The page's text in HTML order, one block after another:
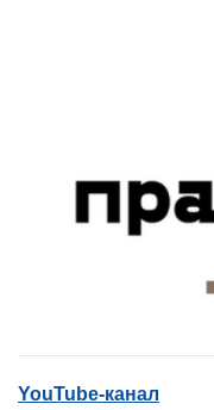
YouTube-канал